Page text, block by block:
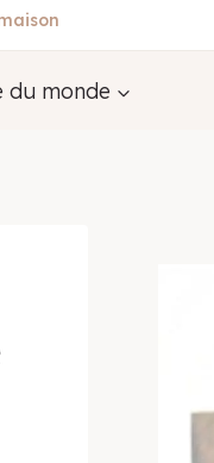
du monde